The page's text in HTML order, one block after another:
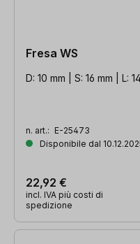
Fresa WS
D: 10 mm | S: 16 mm | L:
n. art.: E-25473
Disponibile dal
22,92 €
incl. IVA più costi di
spedizione